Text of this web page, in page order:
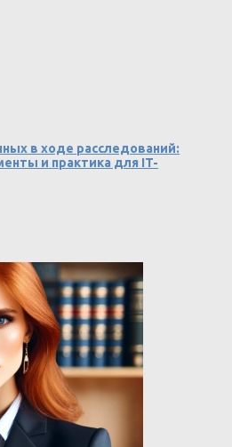
в ходе расследований:
и практика для IT-